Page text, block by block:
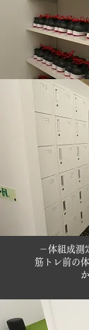
－体組成測
筋トレ前の